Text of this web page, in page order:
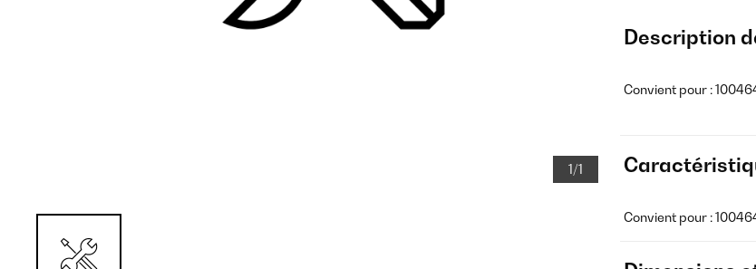
1/1
Description
Convient pour :
Convient pour :